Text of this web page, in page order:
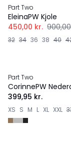
Part Two
EleinaPW Kjole
450,00 kr.
32 34 36 38 40
Part Two
CorinnePW
399,95 kr.
XS S M L XL XXL